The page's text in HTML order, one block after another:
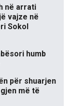
në arrati
vajze në
Sokol
humb
për shuarjen
më të